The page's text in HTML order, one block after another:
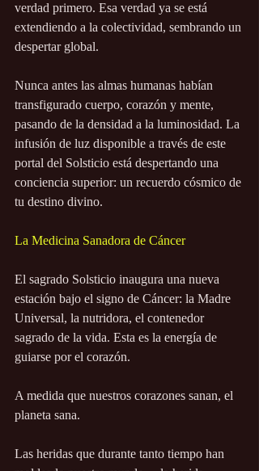
verdad primero. Esa verdad ya se está
extendiendo a la colectividad, sembrando un
despertar global.
Nunca antes las almas humanas habían
transfigurado cuerpo, corazón y mente,
pasando de la densidad a la luminosidad. La
infusión de luz disponible a través de este
portal del Solsticio está despertando una
conciencia superior: un recuerdo cósmico de
tu destino divino.
La Medicina Sanadora de Cáncer
El sagrado Solsticio inaugura una nueva
estación bajo el signo de Cáncer: la Madre
Universal, la nutridora, el contenedor
sagrado de la vida. Esta es la energía de
guiarse por el corazón.
A medida que nuestros corazones sanan, el
planeta sana.
Las heridas que durante tanto tiempo han